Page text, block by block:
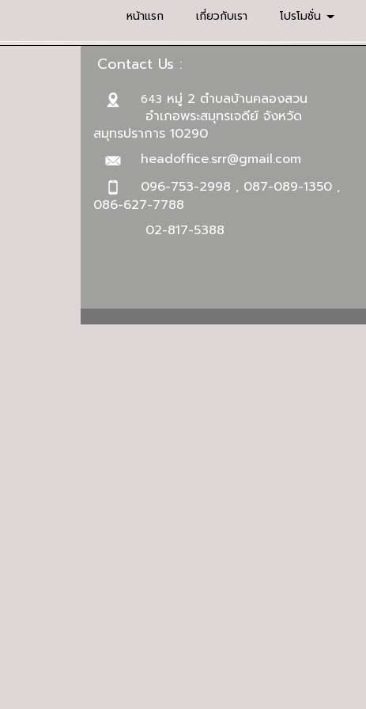
หน้าแรก เกี่ยวกับเรา โปรโมชั่น
Contact Us :
643 หมู่ 2 ตำบลบ้านคลองสวน
อำเภอพระสมุทรเจดีย์ จังหวัด
สมุทรปราการ 10290
headoffice.srr@gmail.com
096-753-2998 , 087-089-1350 ,
086-627-7788
02-817-5388